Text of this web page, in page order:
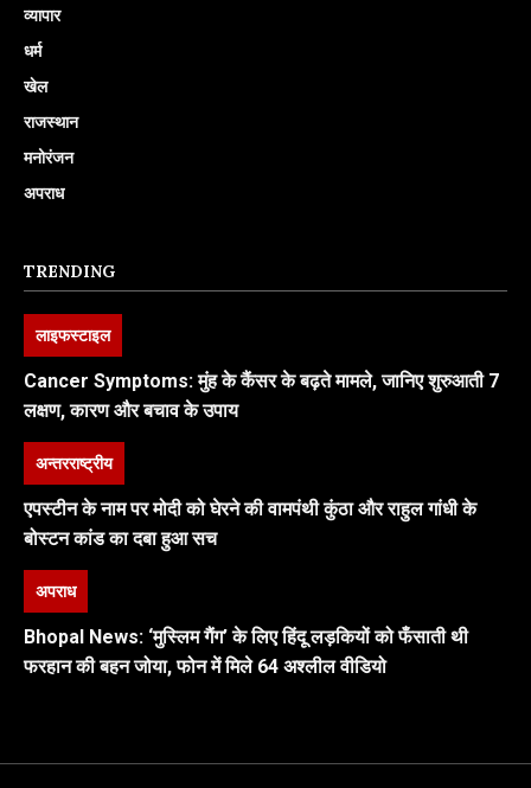
व्यापार
धर्म
खेल
राजस्थान
मनोरंजन
अपराध
TRENDING
लाइफस्टाइल
Cancer Symptoms: मुंह के कैंसर के बढ़ते मामले, जानिए शुरुआती 7
लक्षण, कारण और बचाव के उपाय
अन्तरराष्ट्रीय
एपस्टीन के नाम पर मोदी को घेरने की वामपंथी कुंठा और राहुल गांधी के
बोस्टन कांड का दबा हुआ सच
अपराध
Bhopal News: ‘मुस्लिम गैंग’ के लिए हिंदू लड़कियों को फँसाती थी
फरहान की बहन जोया, फोन में मिले 64 अश्लील वीडियो